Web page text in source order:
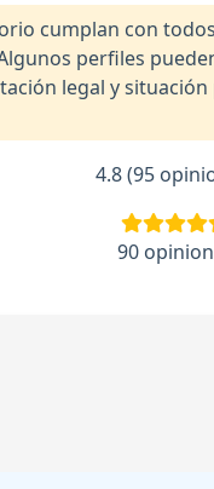
cumplan con
perfiles
legal y
4.8 (95
90